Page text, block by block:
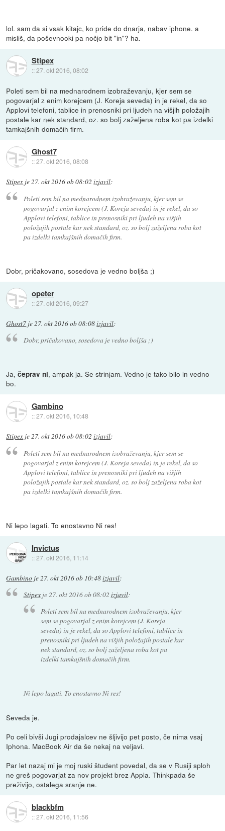
lol. sam da si vsak kitajc, ko pride do dnarja, nabav iphone. a
misliš, da poševnooki pa nočjo bit "in"? ha.
Stipex
::27. okt 2016, 08:02
Poleti sem bil na mednarodnem izobraževanju, kjer sem se
pogovarjal z enim korejcem (J. Koreja seveda) in je rekel, da so
Applovi telefoni, tablice in prenosniki pri ljudeh na višjih položajih
postale kar nek standard, oz. so bolj zaželjena roba kot pa izdelki
tamkajšnih domačih firm.
Ghost7
::27. okt 2016, 08:08
Stipex je27. okt 2016 ob 08:02 izjavil:
Poleti sem bil na mednarodnem izobraževanju, kjer sem se
pogovarjal z enim korejcem (J. Koreja seveda) in je rekel, da so
Applovi telefoni, tablice in prenosniki pri ljudeh na višjih
položajih postale kar nek standard, oz. so bolj zaželjena roba kot
pa izdelki tamkajšnih domačih firm.
Dobr, pričakovano, sosedova je vedno boljša ;)
opeter
::27. okt 2016, 09:27
Ghost7 je 27. okt 2016 ob 08:08izjavil:
Dobr, pričakovano, sosedova je vedno boljša ;)
Ja,čeprav ni, ampak ja. Se strinjam. Vedno je tako bilo in vedno
bo.
Gambino
::27. okt 2016, 10:48
Stipex je27. okt 2016 ob 08:02 izjavil:
Poleti sem bil na mednarodnem izobraževanju, kjer sem se
pogovarjal z enim korejcem (J. Koreja seveda) in je rekel, da so
Applovi telefoni, tablice in prenosniki pri ljudeh na višjih
položajih postale kar nek standard, oz. so bolj zaželjena roba kot
pa izdelki tamkajšnih domačih firm.
Ni lepo lagati. To enostavno Ni res!
Invictus
::27. okt 2016, 11:14
Gambino je27. okt 2016 ob 10:48izjavil:
Stipexje27. okt 2016 ob 08:02 izjavil:
Poleti sem bil na mednarodnem izobraževanju, kjer
sem se pogovarjal z enim korejcem (J. Koreja
seveda) in je rekel, da so Applovi telefoni, tablice in
prenosniki pri ljudeh na višjih položajih postale kar
nek standard, oz. so bolj zaželjena roba kot pa
izdelki tamkajšnih domačih firm.
Ni lepo lagati. To enostavno Ni res!
Seveda je.
Po celi bivši Jugi prodajalcev ne šljivijo pet posto, če nima vsaj
Iphona. MacBook Air da še nekaj na veljavi.
Par let nazaj mi je moj ruski študent povedal, da se v Rusiji sploh
ne greš pogovarjat za nov projekt brez Appla. Thinkpada še
preživijo, ostalega sranje ne.
blackbfm
::27. okt 2016, 11:56